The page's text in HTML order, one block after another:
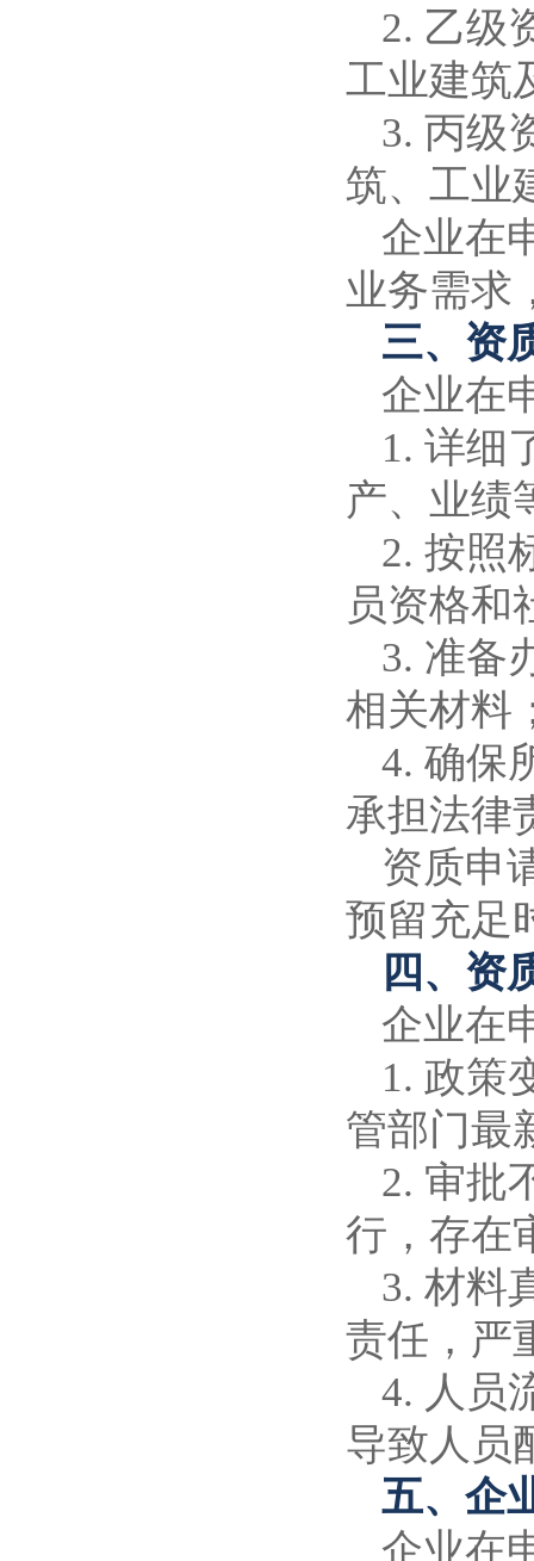
2. 乙级
工业建筑
3. 丙级
筑、工业
企业在
业务需求
三、资
企业在
1. 详细
产、业绩
2. 按照
员资格和
3. 准备
相关材料
4. 确保
承担法律
资质申
预留充足
四、资
企业在
1. 政策
管部门最
2. 审批
行，存在
3. 材料
责任，严
4. 人员
导致人员
五、企
企业在